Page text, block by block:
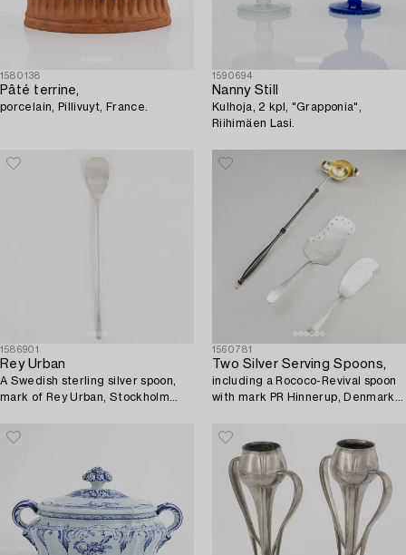
1580138
Pâté terrine,
porcelain, Pillivuyt, France.
1590694
Nanny Still
Kulhoja, 2 kpl, "Grapponia",
Riihimäen Lasi.
1586901
Rey Urban
A Swedish sterling silver spoon,
mark of Rey Urban, Stockholm
1560781
Two Silver Serving Spoons,
including a Rococo-Revival spoon
with mark PR Hinnerup, Denmark